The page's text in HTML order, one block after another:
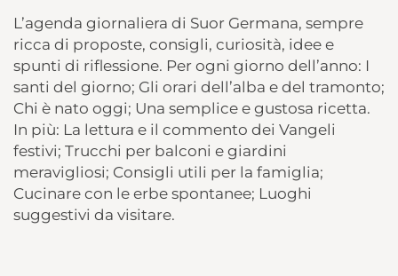
L’agenda giornaliera di Suor Germana, sempre
ricca di proposte, consigli, curiosità, idee e
spunti di riflessione. Per ogni giorno dell’anno: I
santi del giorno; Gli orari dell’alba e del tramonto;
Chi è nato oggi; Una semplice e gustosa ricetta.
In più: La lettura e il commento dei Vangeli
festivi; Trucchi per balconi e giardini
meravigliosi; Consigli utili per la famiglia;
Cucinare con le erbe spontanee; Luoghi
suggestivi da visitare.